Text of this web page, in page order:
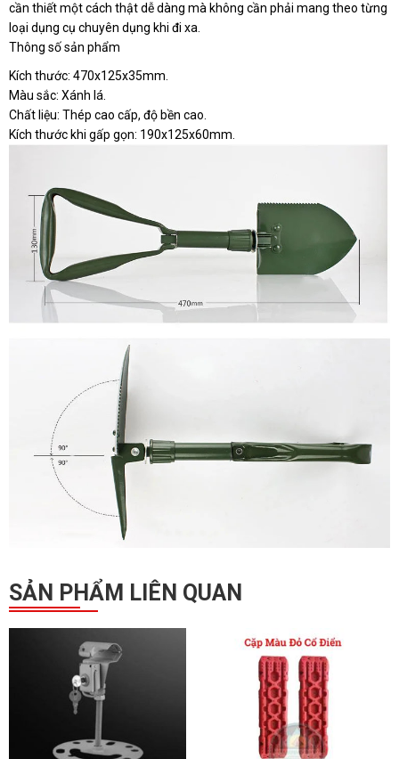
cần thiết một cách thật dễ dàng mà không cần phải mang theo từng
loại dụng cụ chuyên dụng khi đi xa.
Thông số sản phẩm
Kích thước: 470x125x35mm.
Màu sắc: Xánh lá.
Chất liệu: Thép cao cấp, độ bền cao.
Kích thước khi gấp gọn: 190x125x60mm.
SẢN PHẨM LIÊN QUAN